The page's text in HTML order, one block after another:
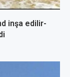
inşa edilir-